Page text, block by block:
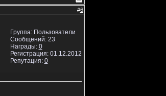
#6
Группа: Пользователи
Сообщений: 23
Награды: 0
Регистрация: 01.12.2012
Репутация: 0